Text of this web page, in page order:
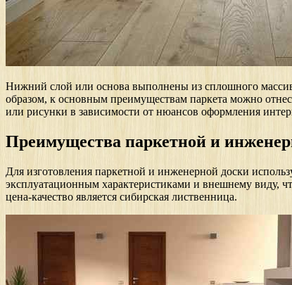
Нижний слой или основа выполнены из сплошного
образом, к основным преимуществам паркета можно
или рисунки в зависимости от нюансов оформления
Преимущества паркетной и
Для изготовления паркетной и инженерной доски
эксплуатационным характеристиками и внешнему виду,
цена-качество является сибирская лиственница.